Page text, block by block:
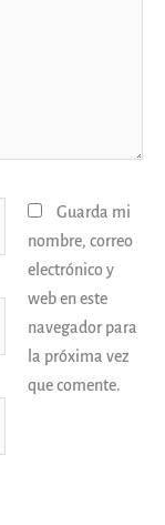
Guarda mi
nombre, correo
electrónico y
web en este
navegador para
la próxima vez
que comente.